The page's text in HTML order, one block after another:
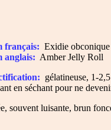
français: Exidie obconique
anglais: Amber Jelly Roll
gélatineuse, 1-
en séchant pour ne
souvent luisante, brun